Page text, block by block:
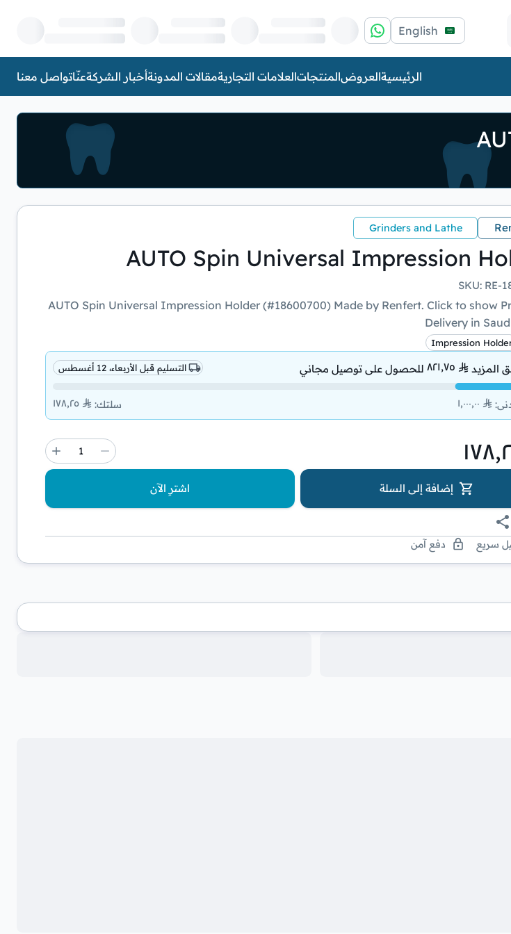
English
الرئيسيةالعروضالمنتجاتالعلامات التجاريةمقالات المدونةأخبار الشركةعنّاتواصل معنا
Grinders and Lathe
AUTO Spin Universal Impression
SKU: RE-
AUTO Spin Universal Impression Holder (#18600700) Made by Renfert. Click to show
Delivery in
Impression
المزيد ٨٢١٫٧٥ للحصول على توصيل مجاني التسليم قبل الأربعاء، 12 أغسطس
: ١٬٠٠٠٫٠٠ سلتك: ١٧٨٫٢٥
إضافة إلى السلة اشترِ الآن
سريع دفع آمن